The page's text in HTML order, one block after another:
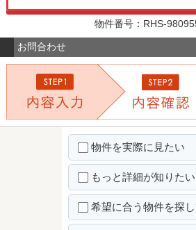
物件番号：RHS-
お問合わせ
物件を実際に見たい
もっと詳細が知りたい
希望に合う物件を探